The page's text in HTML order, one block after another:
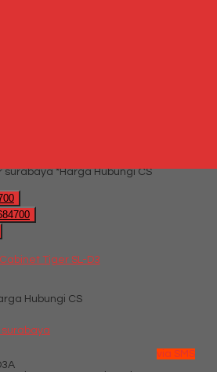
*Harga Hubungi CS
Tiger SL-D3
Hubungi CS
via SMS